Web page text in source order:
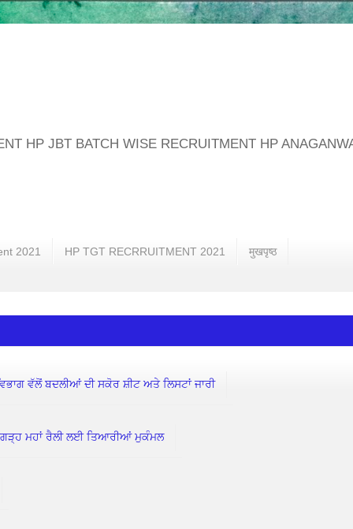
HP JBT BATCH WISE RECRUITMENT HP
2021 HP TGT RECRRUITMENT 2021 मुखपृष्ठ
ਵੱਲੋਂ ਬਦਲੀਆਂ ਦੀ ਸਕੋਰ ਸ਼ੀਟ ਅਤੇ ਲਿਸਟਾਂ ਜਾਰੀ
ਮਹਾਂ ਰੈਲੀ ਲਈ ਤਿਆਰੀਆਂ ਮੁਕੰਮਲ